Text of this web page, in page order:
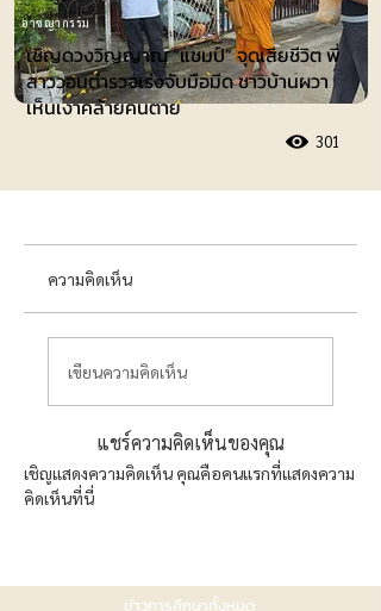
เชิญดวงวิญญาณ “แชมป์” จุดเสียชีวิต พี่
สาววอนตำรวจเร่งจับมือมีด ชาวบ้านผวา
เห็นเงาคล้ายคนตาย
301
อาชญากรรม
ความคิดเห็น
เขียนความคิดเห็น
แชร์ความคิดเห็นของคุณ
เชิญแสดงความคิดเห็น คุณคือคนแรกที่แสดงความ
คิดเห็นที่นี่
ข่าวการศึกษาทั้งหมด